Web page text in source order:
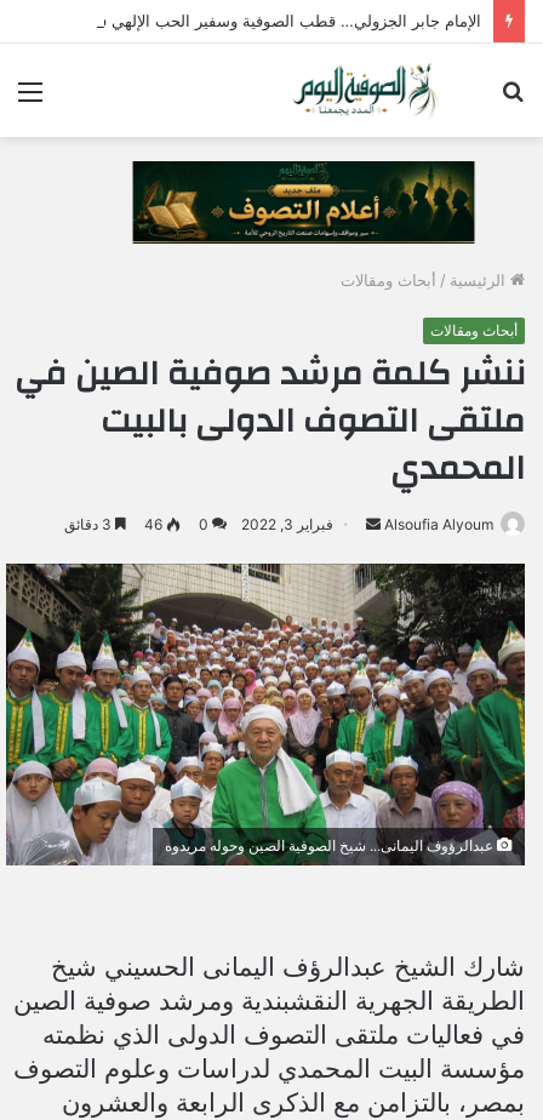
الإمام جابر الجزولي… قطب الصوفية وسفير الحب الإلهي في مصر
الرئيسية / أبحاث ومقالات
أبحاث ومقالات
ننشر كلمة مرشد صوفية الصين في
ملتقى التصوف الدولى بالبيت
المحمدي
Alsoufia Alyoum
س
ل
ب
ر
ي
د
ا
إ
ل
ك
فبراير 3, 2022 0
46
عبدالرؤوف اليمانى... شيخ الصوفية الصين وحوله مريدوه
شارك الشيخ عبدالرؤف اليمانى الحسيني شيخ
الطريقة الجهرية النقشبندية ومرشد صوفية الصين
في فعاليات ملتقى التصوف الدولى الذي نظمته
مؤسسة البيت المحمدي لدراسات وعلوم التصوف
بمصر، بالتزامن مع الذكرى الرابعة والعشرون